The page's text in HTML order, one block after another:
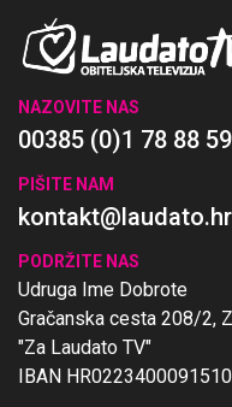
NAZOVITE NAS
00385 (0)1 78 88
PIŠITE NAM
kontakt@laudato.hr
PODRŽITE NAS
Udruga Ime Dobrote
Gračanska cesta 208/2,
"Za Laudato TV"
IBAN